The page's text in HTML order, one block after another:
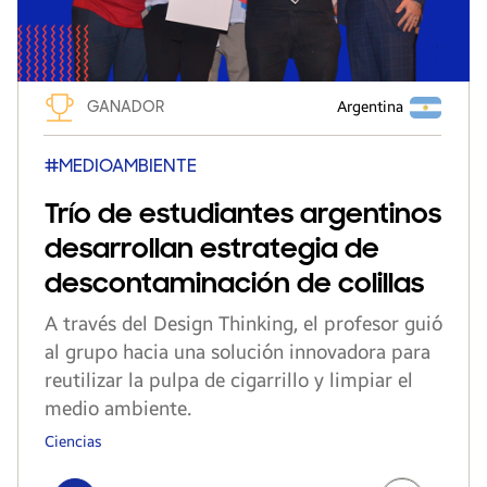
GANADOR Argentina
#MEDIOAMBIENTE
Trío de estudiantes argentinos
desarrollan estrategia de
descontaminación de colillas
A través del Design Thinking, el profesor guió
al grupo hacia una solución innovadora para
reutilizar la pulpa de cigarrillo y limpiar el
medio ambiente.
Ciencias